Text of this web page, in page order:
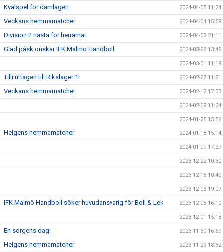
Kvalspel för damlaget! 2024-04-05 11:24
Veckans hemmamatcher 2024-04-04 15:59
Division 2 nästa för herrarna! 2024-04-03 21:11
Glad påsk önskar IFK Malmö Handboll 2024-03-28 13:48
2024-03-01 11:19
Tilli uttagen till Riksläger 1! 2024-02-27 11:51
Veckans hemmamatcher 2024-02-12 17:33
2024-02-09 11:24
2024-01-25 15:56
Helgens hemmamatcher 2024-01-18 15:14
2024-01-09 17:27
2023-12-22 10:30
2023-12-15 10:40
2023-12-06 19:07
IFK Malmö Handboll söker huvudansvarig för Boll & Lek 2023-12-05 16:10
2023-12-01 15:18
En sorgens dag! 2023-11-30 16:59
Helgens hemmamatcher 2023-11-29 18:32